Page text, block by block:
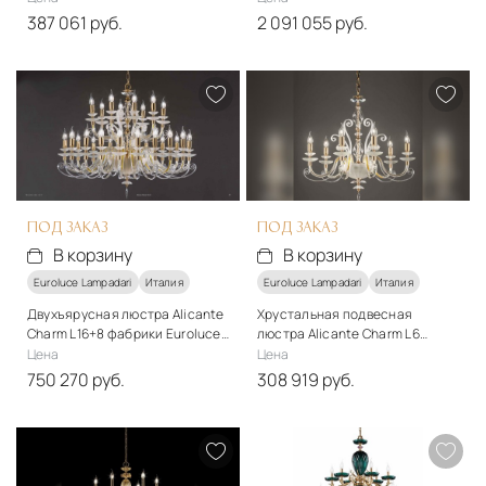
387 061 руб.
классический
Подробнее
В корзину
2 091 055 руб.
классический
Подробнее
В корзину
ПОД ЗАКАЗ
В корзину
Euroluce Lampadari Италия
Двухъярусная люстра Alicante
Charm L16+8 фабрики Euroluce
- Elegance
Цена
750 270 руб.
классический
ПОД ЗАКАЗ
В корзину
Euroluce Lampadari Италия
Хрустальная подвесная
люстра Alicante Charm L6
фабрики Euroluce - Elegance
Цена
308 919 руб.
классический